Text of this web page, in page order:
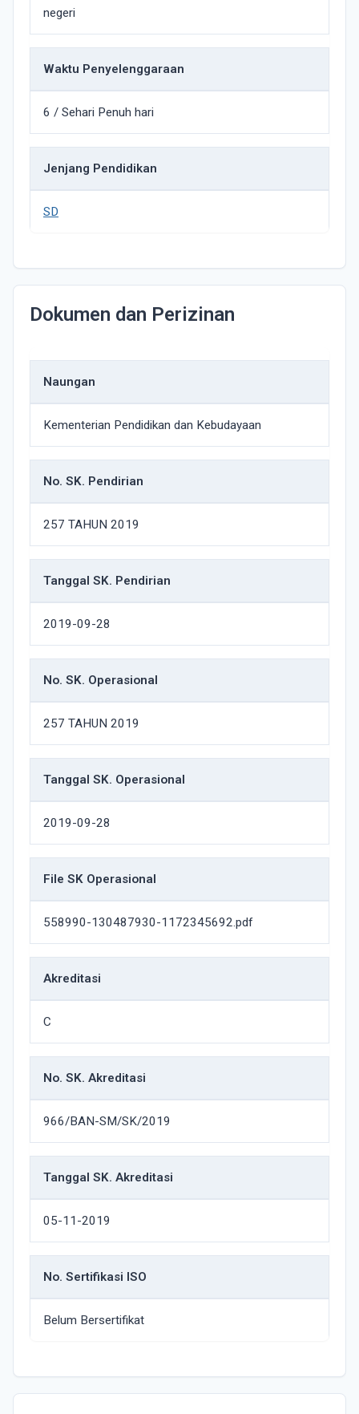
negeri
Waktu Penyelenggaraan
6 / Sehari Penuh hari
Jenjang Pendidikan
SD
Dokumen dan Perizinan
Naungan
Kementerian Pendidikan dan Kebudayaan
No. SK. Pendirian
257 TAHUN 2019
Tanggal SK. Pendirian
2019-09-28
No. SK. Operasional
257 TAHUN 2019
Tanggal SK. Operasional
2019-09-28
File SK Operasional
558990-130487930-1172345692.pdf
Akreditasi
C
No. SK. Akreditasi
966/BAN-SM/SK/2019
Tanggal SK. Akreditasi
05-11-2019
No. Sertifikasi ISO
Belum Bersertifikat